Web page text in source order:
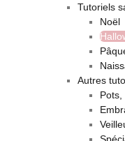
Tutoriels
Noël
Autres